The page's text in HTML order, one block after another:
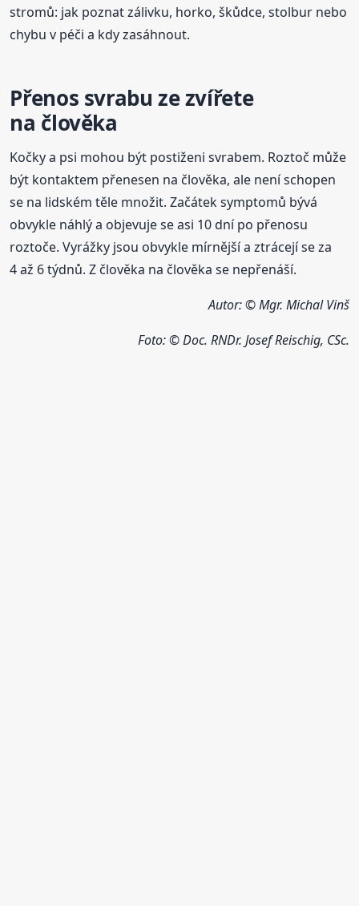
stromů: jak poznat zálivku, horko, škůdce, stolbur nebo
chybu v péči a kdy zasáhnout.
Přenos svrabu ze zvířete
na člověka
Kočky a psi mohou být postiženi svrabem. Roztoč může
být kontaktem přenesen na člověka, ale není schopen
se na lidském těle množit. Začátek symptomů bývá
obvykle náhlý a objevuje se asi 10 dní po přenosu
roztoče. Vyrážky jsou obvykle mírnější a ztrácejí se za
4 až 6 týdnů. Z člověka na člověka se nepřenáší.
Autor: © Mgr. Michal Vinš
Foto: © Doc. RNDr. Josef Reischig, CSc.